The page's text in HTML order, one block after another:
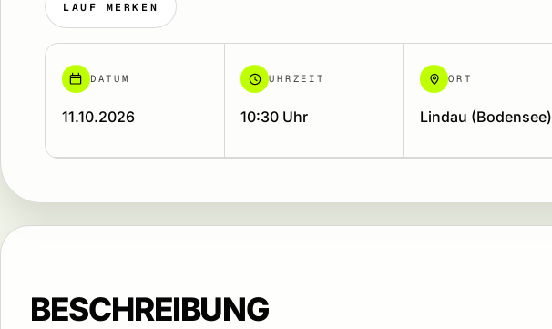
LAUF MERKEN
DATUM
11.10.2026
UHRZEIT
10:30 Uhr
ORT
Lindau (Bodensee)
BESCHREIBUNG